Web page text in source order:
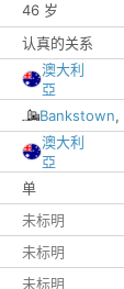
46 岁
认真的关系
澳大利
亞
Bankstown,
澳大利
亞
单
未标明
未标明
未标明